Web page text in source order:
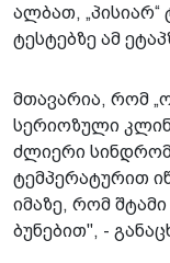
ალბათ, „პისიარ“
ტესტებზე ამ
მთავარია, რომ
სერიოზული
ძლიერი
ტემპერატურით
იმაზე, რომ
ბუნებით", -